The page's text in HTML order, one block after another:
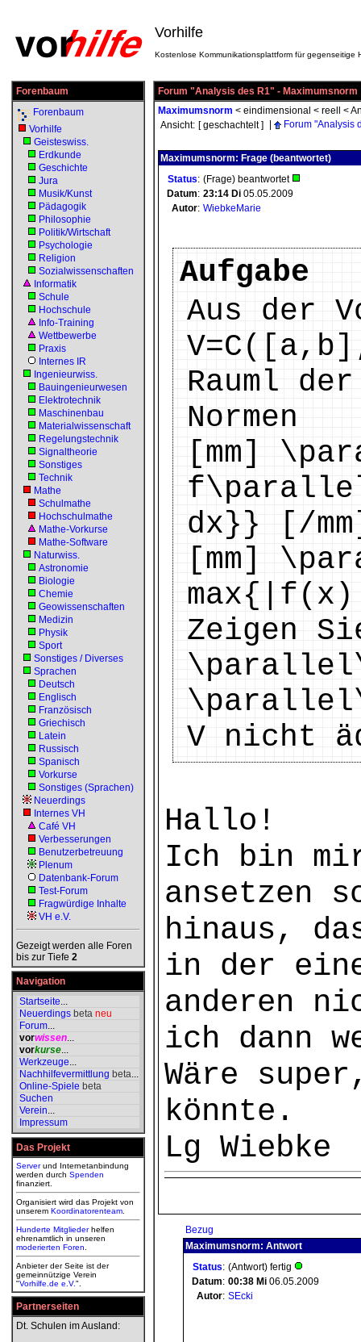
Vorhilfe
Kostenlose Kommunikationsplattform für gegenseitige
Forenbaum
Forenbaum
Vorhilfe
Geisteswiss.
Erdkunde
Geschichte
Jura
Musik/Kunst
Pädagogik
Philosophie
Politik/Wirtschaft
Psychologie
Religion
Sozialwissenschaften
Informatik
Schule
Hochschule
Info-Training
Wettbewerbe
Praxis
Internes IR
Ingenieurwiss.
Bauingenieurwesen
Elektrotechnik
Maschinenbau
Materialwissenschaft
Regelungstechnik
Signaltheorie
Sonstiges
Technik
Mathe
Schulmathe
Hochschulmathe
Mathe-Vorkurse
Mathe-Software
Naturwiss.
Astronomie
Biologie
Chemie
Geowissenschaften
Medizin
Physik
Sport
Sonstiges / Diverses
Sprachen
Deutsch
Englisch
Französisch
Griechisch
Latein
Russisch
Spanisch
Vorkurse
Sonstiges (Sprachen)
Neuerdings
Internes VH
Café VH
Verbesserungen
Benutzerbetreuung
Plenum
Datenbank-Forum
Test-Forum
Fragwürdige Inhalte
VH e.V.
Gezeigt werden alle Foren
bis zur Tiefe 2
Navigation
Startseite...
Neuerdings beta neu
Forum...
vorwissen...
vorkurse...
Werkzeuge...
Nachhilfevermittlung beta...
Online-Spiele beta
Suchen
Verein...
Impressum
Das Projekt
Serverund Internetanbindung
werden durch Spenden
finanziert.
Organisiert wird das Projekt von
unserem Koordinatorenteam
Hunderte Mitgliederhelfen
ehrenamtlich in unseren
moderierten Foren
Anbieter der Seite ist der
gemeinnützige Verein
"Vorhilfe.de e.V.".
Partnerseiten
Dt. Schulen im Ausland:
Forum "Analysis des R1" - Maximumsnorm
Maximumsnorm < eindimensional < reell <
Ansicht: [ geschachtelt ] Forum "Analysis
Maximumsnorm: Frage (beantwortet)
Status: (Frage) beantwortet
Datum: 23:14 Di 05.05.2009
Autor: WiebkeMarie
Aufgabe
Aus der
Rauml
Normen
[mm]
dx}} [/
[mm]
Zeigen
V nicht
Hallo!
Ich bin
ansetzen
hinaus,
in der
anderen
ich dann
Wäre
könnte.
Lg Wiebke
Bezug
Maximumsnorm: Antwort
Status: (Antwort) fertig
Datum: 00:38 Mi 06.05.2009
Autor: SEcki